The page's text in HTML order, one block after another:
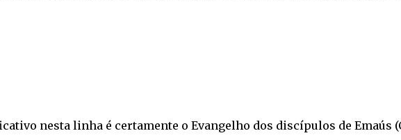
nesta linha é certamente o Evangelho dos discípulos de Emaús